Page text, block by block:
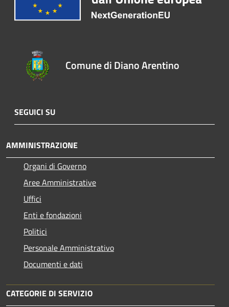
Comune di Diano Arentino
SEGUICI SU
AMMINISTRAZIONE
Organi di Governo
Aree Amministrative
Uffici
Enti e fondazioni
Politici
Personale Amministrativo
Documenti e dati
CATEGORIE DI SERVIZIO